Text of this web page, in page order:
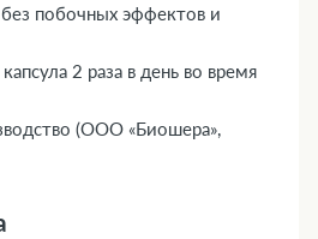
побочных эффектов и
2 раза в день во время
(ООО «Биошера»,